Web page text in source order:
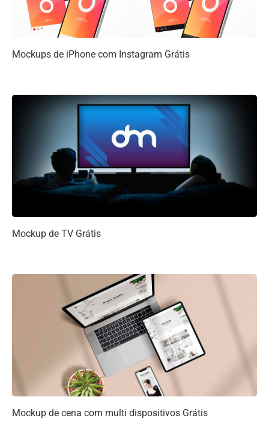
Mockups de iPhone com Instagram Grátis
Mockup de TV Grátis
Mockup de cena com multi dispositivos Grátis